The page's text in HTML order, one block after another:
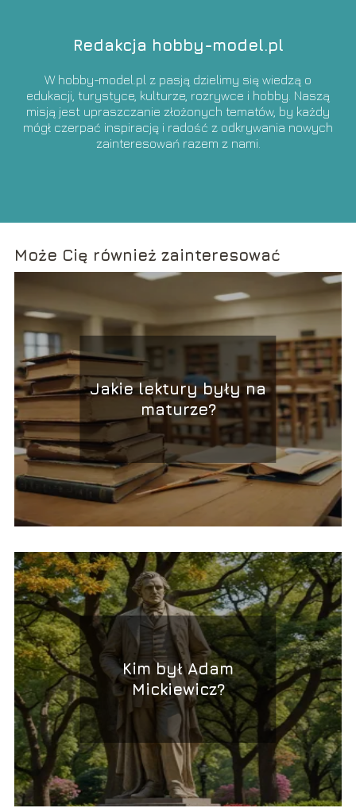
Redakcja hobby-model.pl
W hobby-model.pl z pasją dzielimy się wiedzą o
edukacji, turystyce, kulturze, rozrywce i hobby. Naszą
misją jest upraszczanie złożonych tematów, by każdy
mógł czerpać inspirację i radość z odkrywania nowych
zainteresowań razem z nami.
Może Cię również zainteresować
Jakie lektury były na
maturze?
Kim był Adam
Mickiewicz?